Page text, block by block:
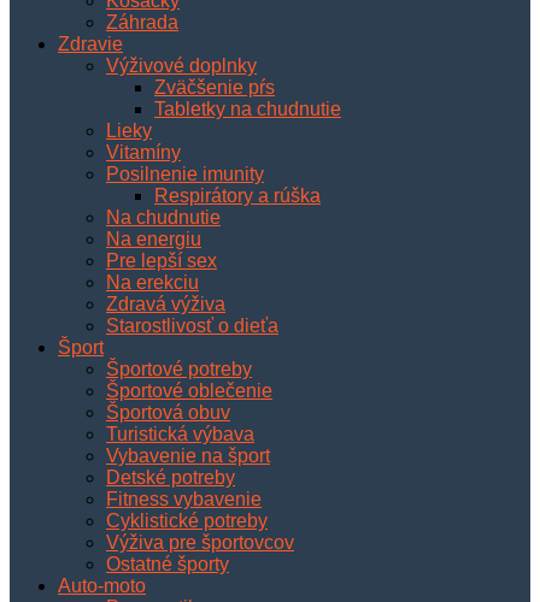
Záhrada
Zdravie
Výživové doplnky
Zväčšenie pŕs
Tabletky na chudnutie
Lieky
Vitamíny
Posilnenie imunity
Respirátory a rúška
Na chudnutie
Na energiu
Pre lepší sex
Na erekciu
Zdravá výživa
Starostlivosť o dieťa
Šport
Športové potreby
Športové oblečenie
Športová obuv
Turistická výbava
Vybavenie na šport
Detské potreby
Fitness vybavenie
Cyklistické potreby
Výživa pre športovcov
Ostatné športy
Auto-moto